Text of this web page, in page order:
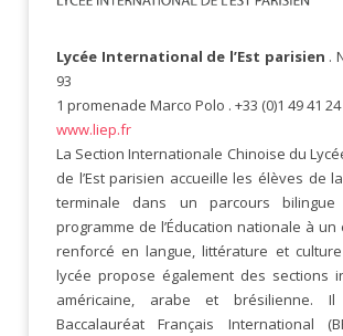
Lycée International de l’Est parisien .
93
1 promenade Marco Polo . +33 (0)1 49 41
www.liep.fr
La Section Internationale Chinoise du
de l’Est parisien accueille les élèves de
terminale dans un parcours
programme de l’Éducation nationale à
renforcé en langue, littérature et
lycée propose également des sections
américaine, arabe et brésilienne.
Baccalauréat Français International